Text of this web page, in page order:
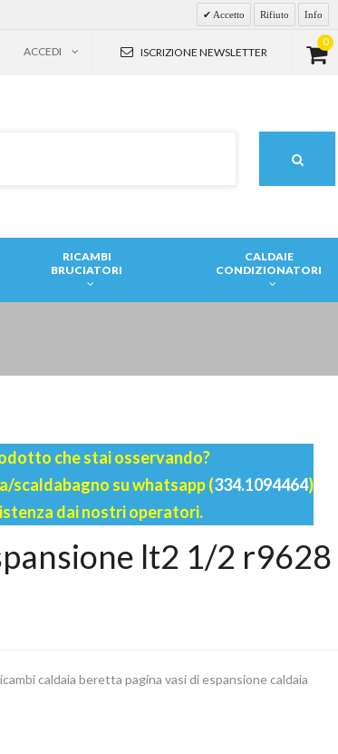
Accetto Rifiuto Info
0
ISCRIZIONE NEWSLETTER
ACCEDI
RICAMBI
BRUCIATORI
CALDAIE
CONDIZIONATORI
che stai osservando?
scaldabagno su whatsapp (334.1094464)
dai nostri operatori.
lt2 1/2 r9628
caldaia beretta pagina vasi di espansione caldaia